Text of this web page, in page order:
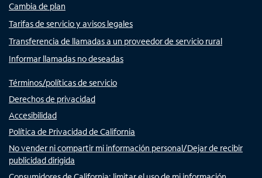
Cambia de plan
Tarifas de servicio y avisos legales
Transferencia de llamadas a un proveedor de servicio rural
Informar llamadas no deseadas
Términos/políticas de servicio
Derechos de privacidad
Accesibilidad
Política de Privacidad de California
No vender ni compartir mi información personal/Dejar de recibir
publicidad dirigida